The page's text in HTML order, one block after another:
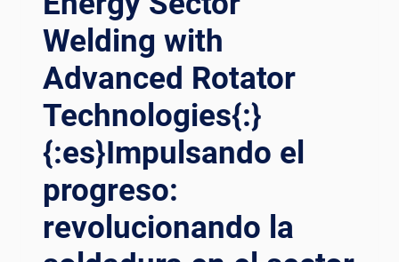
O MA
NG TÍ
NH CÁ
CH MẠ
NG: TH
ÀNH TH
N TH
ÁP GI
Ó VỚ
Y QU
AY HÀ
TORRES
EÓLICAS:
AVANCES
EN
TECNOLOGÍA
ROTORES
DE
SOLDADURA{:}
{:DE}REVOLUTIONIERUNG
DES
Welding with
Advanced Rotator
Technologies{:}
{:es}Impulsando el
progreso:
revolucionando la